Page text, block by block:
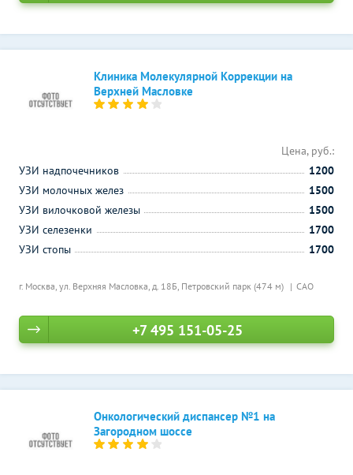
Клиника Молекулярной Коррекции на
Верхней Масловке
г. Москва, ул. Верхняя Масловка, д. 18Б, Петровский парк (474 м) САО
Цена, руб.:
УЗИ надпочечников
1200
УЗИ молочных желез
1500
УЗИ вилочковой железы
1500
УЗИ селезенки
1700
УЗИ стопы
1700
+7 495 151-05-25
Онкологический диспансер №1 на
Загородном шоссе